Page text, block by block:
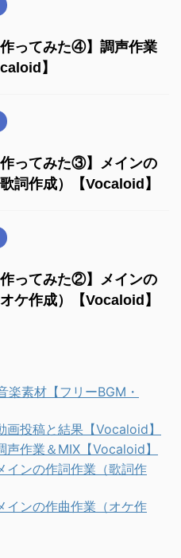
作ってみた④】調声作業
】
作ってみた③】メインの
詞作成）【Vocaloid】
作ってみた②】メインの
ケ作成）【Vocaloid】
楽素材【フリーBGM・
投稿と結果【Vocaloid】
作業＆MIX【Vocaloid】
インの作詞作業（歌詞作
インの作曲作業（オケ作